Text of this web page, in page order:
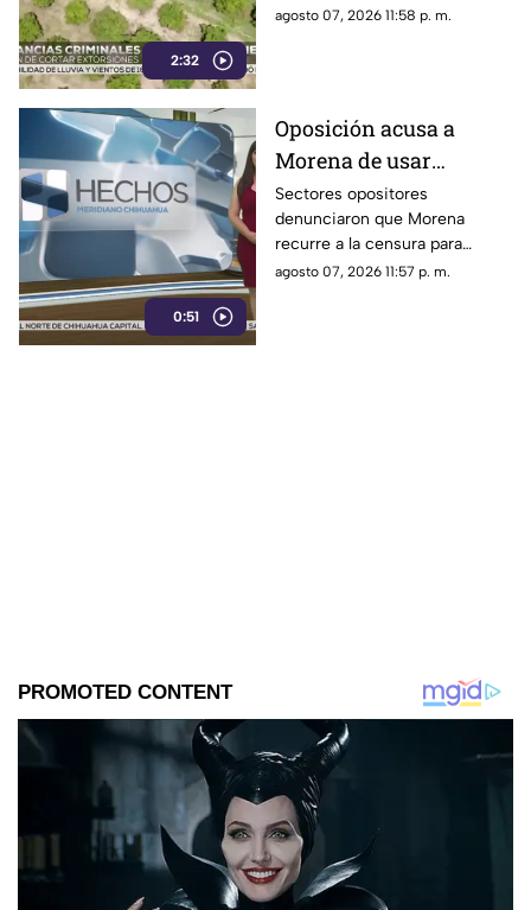
2:32
inspectores de EE. UU.,
agosto 07, 2026 11:58 p. m.
0:51
Oposición acusa a
Morena de usar
censura para ocultar
seńalamientos de
narcopolítica
Sectores opositores
denunciaron que Morena
recurre a la censura para
imponer su versión oficial y
agosto 07, 2026 11:57 p. m.